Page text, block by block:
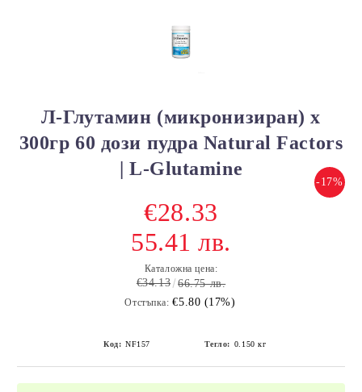
Л-Глутамин (микронизиран) х
300гр 60 дози пудра Natural Factors
| L-Glutamine
-17%
€28.33
55.41 лв.
Каталожна цена:
€34.13 66.75 лв.
Отстъпка: €5.80 (17%)
Код: NF157 Тегло: 0.150 кг